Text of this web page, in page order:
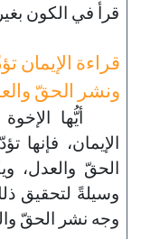
قرأ في الكون
قراءة الإيمان
ونشر الحقّ
أيُّها
الإيمان، فإنها
الحقّ والعدل،
وسيلةً لتحقيق
وجه نشر الحقّ